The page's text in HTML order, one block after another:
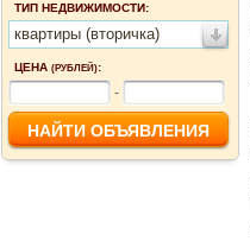
ТИП НЕДВИЖИМОСТИ:
квартиры (вторичка)
ЦЕНА (РУБЛЕЙ):
-